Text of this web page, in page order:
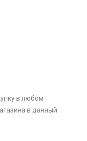
в любом
в данный